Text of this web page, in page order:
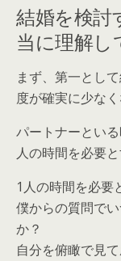
結婚を検討
当に理解し
まず、第一とし
度が確実に少な
パートナーとい
人の時間を必要と
1人の時間を必要
僕からの質問で
か？
自分を俯瞰で見